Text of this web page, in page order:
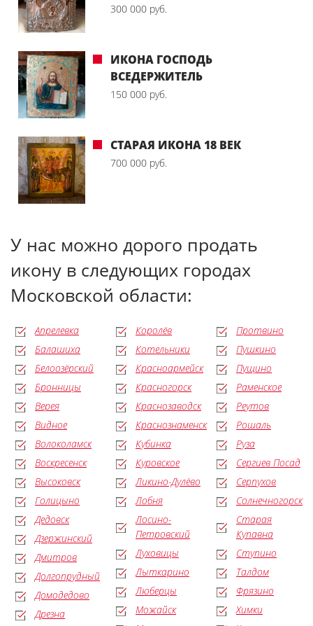
300 000 руб.
ИКОНА ГОСПОДЬ
ВСЕДЕРЖИТЕЛЬ
150 000 руб.
СТАРАЯ ИКОНА 18 ВЕК
700 000 руб.
У нас можно дорого продать
икону в следующих городах
Московской области:
Апрелевка
Балашиха
Белоозёрский
Бронницы
Верея
Видное
Волоколамск
Воскресенск
Высоковск
Голицыно
Дедовск
Дзержинский
Дмитров
Долгопрудный
Домодедово
Дрезна
Королёв
Котельники
Красноармейск
Красногорск
Краснозаводск
Краснознаменск
Кубинка
Куровское
Ликино-Дулёво
Лобня
Лосино-
Петровский
Луховицы
Лыткарино
Люберцы
Можайск
Протвино
Пушкино
Пущино
Раменское
Реутов
Рошаль
Руза
Сергиев Посад
Серпухов
Солнечногорск
Старая
Купавна
Ступино
Талдом
Фрязино
Химки